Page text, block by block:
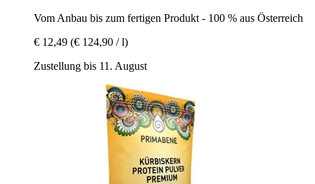
Vom Anbau bis zum fertigen Produkt -​ 100 % aus Österreich
€ 12,49 (€ 124,90 / l)
Zustellung bis 11. August